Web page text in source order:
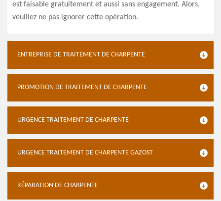
est faisable gratuitement et aussi sans engagement. Alors,
veuillez ne pas ignorer cette opération.
ENTREPRISE DE TRAITEMENT DE CHARPENTE
PROMOTION DE TRAITEMENT DE CHARPENTE
URGENCE TRAITEMENT DE CHARPENTE
URGENCE TRAITEMENT DE CHARPENTE GAZOST
RÉPARATION DE CHARPENTE